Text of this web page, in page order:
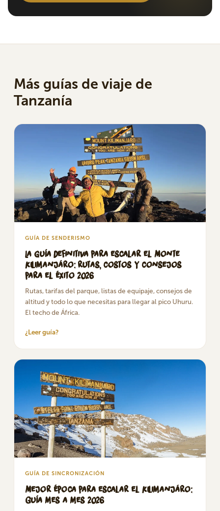
Más guías de viaje de
Tanzanía
GUÍA DE SENDERISMO
La guía definitiva para escalar el Monte
Kilimanjáro: rutas, costos y consejos
para el éxito 2026
Rutas, tarifas del parque, listas de equipaje, consejos de
altitud y todo lo que necesitas para llegar al pico Uhuru.
El techo de África.
¿Leer guía?
GUÍA DE SINCRONIZACIÓN
Mejor época para escalar el Kilimanjáro:
Guía mes a mes 2026